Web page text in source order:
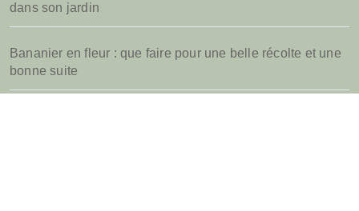
dans son jardin
Bananier en fleur : que faire pour une belle récolte et une
bonne suite